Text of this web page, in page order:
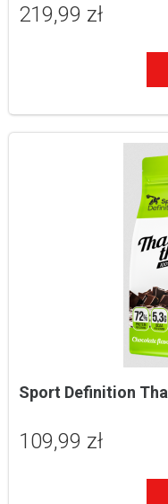
219,99 zł
Sport Definition
109,99 zł